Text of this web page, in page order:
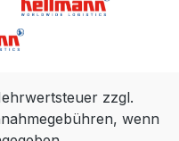
zzgl.
wenn